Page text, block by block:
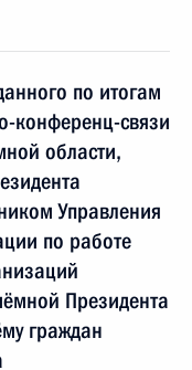
по итогам
конференц-связи
области,
Управления
по работе
Президента
граждан